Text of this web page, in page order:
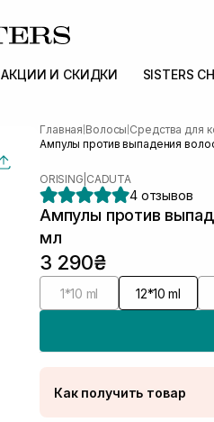
АКЦИИ И СКИДКИ SISTERS
Главная Волосы Средства для
Ампулы против выпадения
ORISING CADUTA
4 отзывов
Ампулы против
мл
3 290₴
1*10 ml 12*10 ml
Как получить товар